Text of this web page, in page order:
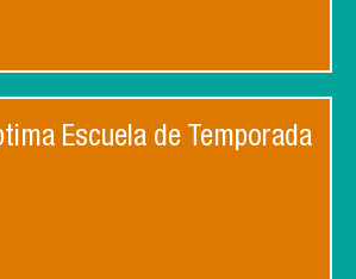
Escuela de Temporada